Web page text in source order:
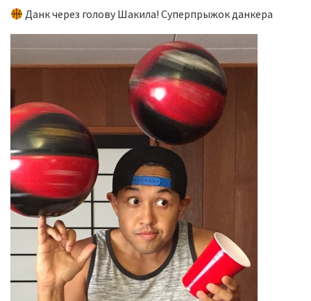
Данк через голову Шакила! Суперпрыжок данкера